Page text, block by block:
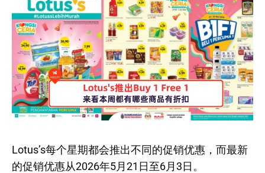
Lotus’s每个星期都会推出不同的促销优惠，而最新
的促销优惠从2026年5月21日至6月3日。